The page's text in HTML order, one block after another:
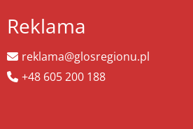
Reklama
reklama@glosregionu.pl
+48 605 200 188